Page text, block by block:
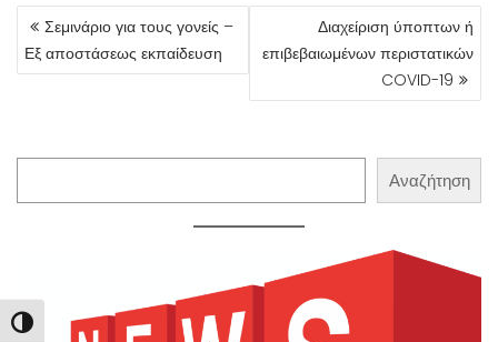
Εναλλαγή Υψηλής Αντίθεσης
ΠΛΟΉΓΗΣΗ
ΆΡΘΡΩΝ
Σεμινάριο για τους γονείς –
Εξ αποστάσεως εκπαίδευση
Διαχείριση ύποπτων ή
επιβεβαιωμένων περιστατικών
COVID-19
Αναζήτηση